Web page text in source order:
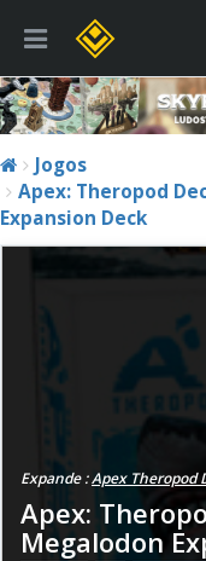
Jogos
Apex: Theropod
Expansion Deck
Expande :Apex Theropod
Apex:
Megalodon